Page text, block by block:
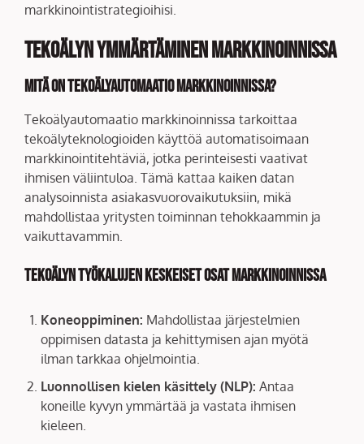
markkinointistrategioihisi.
Tekoälyn ymmärtäminen markkinoinnissa
Mitä on tekoälyautomaatio markkinoinnissa?
Tekoälyautomaatio markkinoinnissa tarkoittaa
tekoälyteknologioiden käyttöä automatisoimaan
markkinointitehtäviä, jotka perinteisesti vaativat
ihmisen väliintuloa. Tämä kattaa kaiken datan
analysoinnista asiakasvuorovaikutuksiin, mikä
mahdollistaa yritysten toiminnan tehokkaammin ja
vaikuttavammin.
Tekoälyn työkalujen keskeiset osat markkinoinnissa
Koneoppiminen: Mahdollistaa järjestelmien
oppimisen datasta ja kehittymisen ajan myötä
ilman tarkkaa ohjelmointia.
Luonnollisen kielen käsittely (NLP): Antaa
koneille kyvyn ymmärtää ja vastata ihmisen
kieleen.